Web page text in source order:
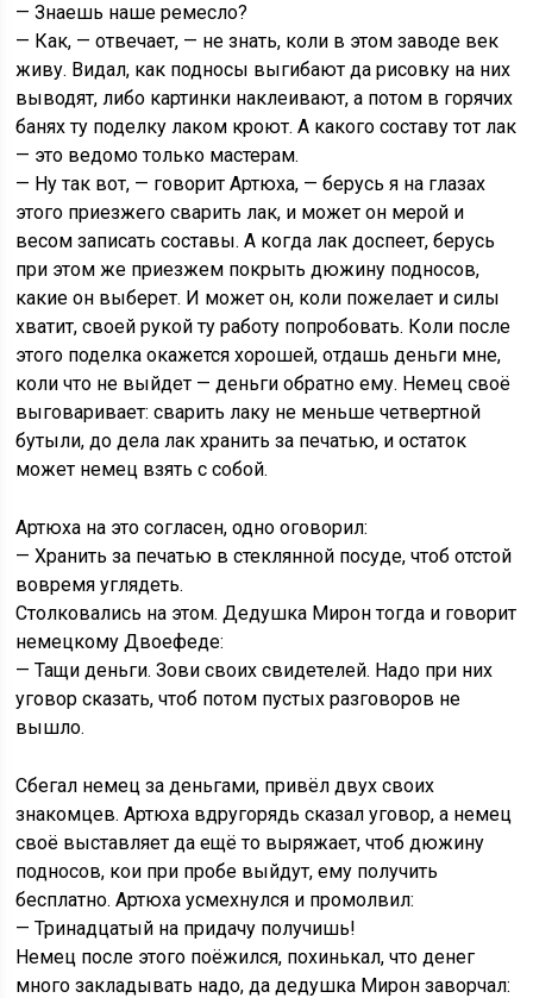
— Знаешь наше ремесло?
— Как, — отвечает, — не знать, коли в этом заводе век
живу. Видал, как подносы выгибают да рисовку на них
выводят, либо картинки наклеивают, а потом в горячих
банях ту поделку лаком кроют. А какого составу тот лак
— это ведомо только мастерам.
— Ну так вот, — говорит Артюха, — берусь я на глазах
этого приезжего сварить лак, и может он мерой и
весом записать составы. А когда лак доспеет, берусь
при этом же приезжем покрыть дюжину подносов,
какие он выберет. И может он, коли пожелает и силы
хватит, своей рукой ту работу попробовать. Коли после
этого поделка окажется хорошей, отдашь деньги мне,
коли что не выйдет — деньги обратно ему. Немец своё
выговаривает: сварить лаку не меньше четвертной
бутыли, до дела лак хранить за печатью, и остаток
может немец взять с собой.
Артюха на это согласен, одно оговорил:
— Хранить за печатью в стеклянной посуде, чтоб отстой
вовремя углядеть.
Столковались на этом. Дедушка Мирон тогда и говорит
немецкому Двоефеде:
— Тащи деньги. Зови своих свидетелей. Надо при них
уговор сказать, чтоб потом пустых разговоров не
вышло.
Сбегал немец за деньгами, привёл двух своих
знакомцев. Артюха вдругорядь сказал уговор, а немец
своё выставляет да ещё то выряжает, чтоб дюжину
подносов, кои при пробе выйдут, ему получить
бесплатно. Артюха усмехнулся и промолвил:
— Тринадцатый на придачу получишь!
Немец после этого поёжился, похинькал, что денег
много закладывать надо, да дедушка Мирон заворчал: